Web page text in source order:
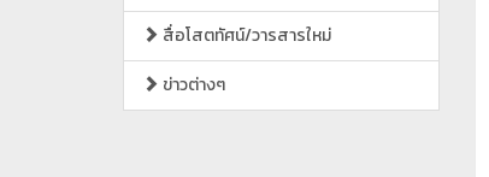
สื่อโสตทัศน์/วารสารใหม่
ข่าวต่างๆ